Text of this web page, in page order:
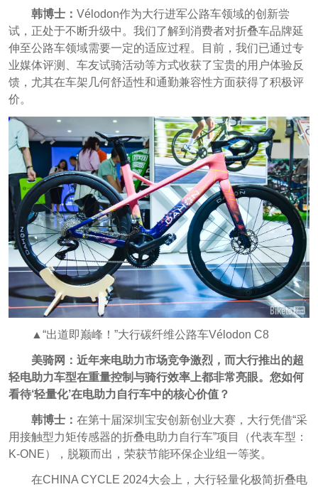
韩博士： Vélodon作为大行进军公路车领域的创新尝
试，正处于不断升级中。我们了解到消费者对折叠车品牌延
伸至公路车领域需要一定的适应过程。目前，我们已通过专
业媒体评测、车友试骑活动等方式收获了宝贵的用户体验反
馈，尤其在车架几何舒适性和通勤兼容性方面获得了积极评
价。
▲“出道即巅峰！”大行碳纤维公路车Vélodon C8
美骑网：近年来电助力市场竞争激烈，而大行推出的超
轻电助力车型在重量控制与骑行效率上都非常亮眼。您如何
看待‘轻量化’在电助力自行车中的核心价值？
韩博士： 在第十届深圳宝安创新创业大赛，大行凭借“采
用接触型力矩传感器的折叠电助力自行车”项目（代表车型：
K-ONE），脱颖而出，荣获节能环保企业组一等奖。
在CHINA CYCLE 2024大会上，大行轻量化极简折叠电